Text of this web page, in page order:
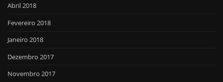
Abril 2018
Fevereiro 2018
Janeiro 2018
Dezembro 2017
Novembro 2017